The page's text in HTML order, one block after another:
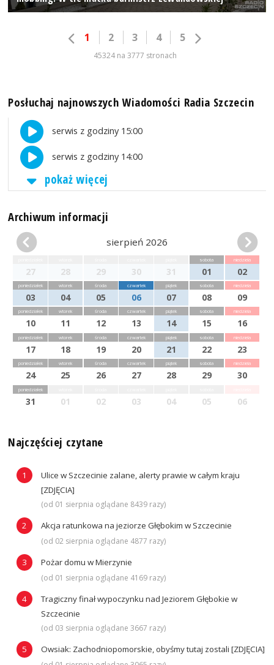
1 2 3 4 5
45324 na 3777 stronach
Posłuchaj najnowszych Wiadomości Radia Szczecin
serwis z godziny 15:00
serwis z godziny 14:00
pokaż więcej
Archiwum informacji
sierpień 2026
27 28 29 30 31
sobota
01
niedziela
02
poniedziałek
03
wtorek
04
środa
05
czwartek
06
piątek
07
sobota
08
niedziela
09
poniedziałek
10
wtorek
11
środa
12
czwartek
13
piątek
14
sobota
15
niedziela
16
poniedziałek
17
wtorek
18
środa
19
czwartek
20
piątek
21
sobota
22
niedziela
23
poniedziałek
24
wtorek
25
środa
26
czwartek
27
piątek
28
sobota
29
niedziela
30
poniedziałek
31 01 02 03 04 05 06
Najczęściej czytane
Ulice w Szczecinie zalane, alerty prawie w całym kraju
[ZDJĘCIA]
(od 01 sierpnia oglądane 8439 razy)
Akcja ratunkowa na jeziorze Głębokim w Szczecinie
(od 02 sierpnia oglądane 4877 razy)
Pożar domu w Mierzynie
(od 01 sierpnia oglądane 4169 razy)
Tragiczny finał wypoczynku nad Jeziorem Głębokie w
Szczecinie
(od 03 sierpnia oglądane 3667 razy)
Owsiak: Zachodniopomorskie, obyśmy tutaj zostali [ZDJĘCIA]